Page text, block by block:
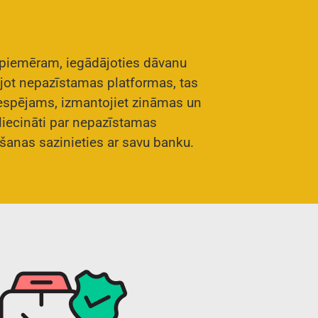
iegādājoties dāvanu
nepazīstamas platformas, tas
izmantojiet zināmas un
par nepazīstamas
sazinieties ar savu banku.